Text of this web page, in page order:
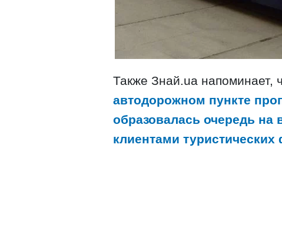
Также Знай.ua напоминает,
автодорожном пункте
образовалась очередь на
клиентами